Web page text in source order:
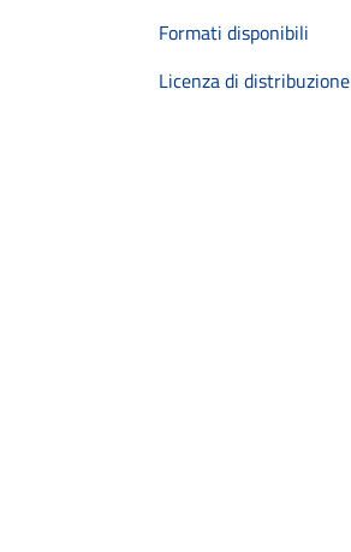
Formati disponibili
Licenza di distribuzione